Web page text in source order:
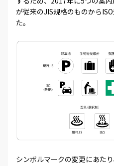
が従来のJIS規格のものから
た。
シンボルマークの変更にあた